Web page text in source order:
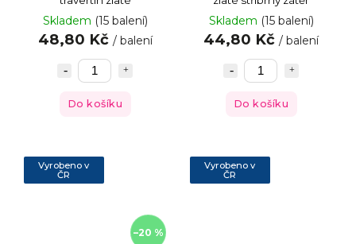
Skladem (15 balení)
48,80 Kč / balení
Do košíku
Skladem (15 balení)
44,80 Kč / balení
Do košíku
Vyrobeno v
ČR
–20 %
Vyrobeno v
ČR